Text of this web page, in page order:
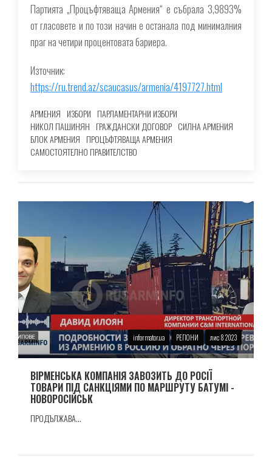
Партията „Процъфтяваща Армения“ е събрала 3,9893%
от гласовете и по този начин е останала под минималния
праг на четири процентовата бариера.
Източник:
https://ru.trend.az/scaucasus/armenia/4197727.html
АРМЕНИЯ ИЗБОРИ ПАРЛАМЕНТАРНИ ИЗБОРИ
НИКОЛ ПАШИНЯН ГРАЖДАНСКИ ДОГОВОР СИЛНА АРМЕНИЯ
БЛОК АРМЕНИЯ ПРОЦЪФТЯВАЩА АРМЕНИЯ
САМОСТОЯТЕЛНО ПРАВИТЕЛСТВО
informator.ua РЕГІОНИ лис 8 2023
ВIРМЕНСЬКА КОМПАНIЯ ЗАВОЗИТЬ ДО РОСІЇ
ТОВАРИ ПIД САНКЦIЯМИ ПО МАРШРУТУ БАТУМI -
НОВОРОСIЙСЬК
ПРОДЪЛЖАВА...